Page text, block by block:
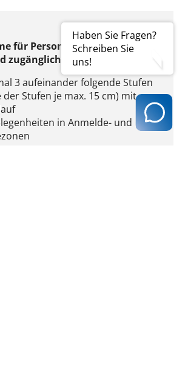
Haben Sie Fragen?
Schreiben Sie
uns!
für Personen mit Gehhilfe
zugänglich
3 aufeinander folgende Stufen
der Stufen je max. 15 cm) mit
in Anmelde- und